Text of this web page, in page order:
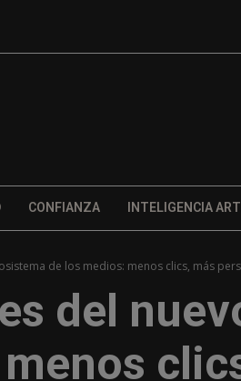
CONFIANZA INTELIGENCIA
de los medios: menos clics, más
del